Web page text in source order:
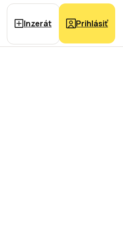
Inzerát Prihlásiť